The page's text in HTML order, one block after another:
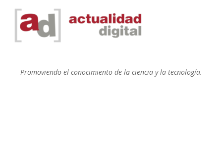
Promoviendo el conocimiento de la ciencia y la tecnología.